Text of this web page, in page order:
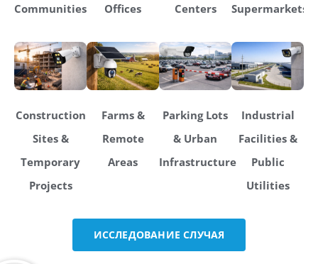
Communities
Offices
Centers
Supermarkets
Construction
Sites &
Temporary
Projects
Farms &
Remote
Areas
Parking Lots
& Urban
Infrastructure
Industrial
Facilities &
Public
Utilities
ИССЛЕДОВАНИЕ СЛУЧАЯ